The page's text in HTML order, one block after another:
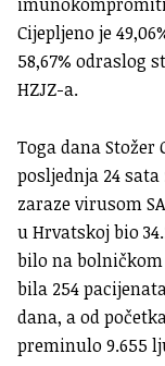
Cijepljeno je
58,67% odraslog
HZJZ-a.
Toga dana Stožer
posljednja 24
zaraze virusom
u Hrvatskoj bio
bilo na
bila 254
dana, a od
preminulo 9.655